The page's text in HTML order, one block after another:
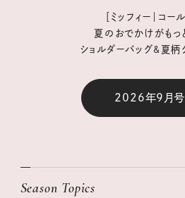
［ミッフィー｜コー
夏のおでかけがもっ
ショルダーバッグ&夏柄
2026年9月号
Season Topics